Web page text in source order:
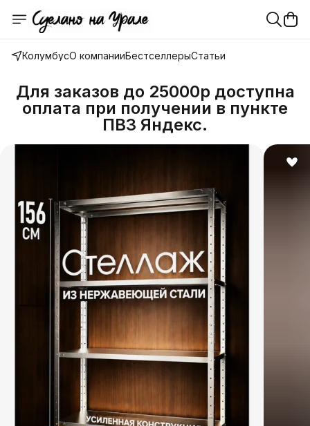
КолумбусО компанииБестселлерыСтатьи
Для заказов до 25000р доступна
оплата при получении в пункте
ПВЗ Яндекс.